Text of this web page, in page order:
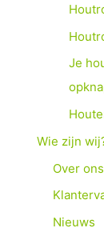
Je
Wie zijn
Over ons
Nieuws